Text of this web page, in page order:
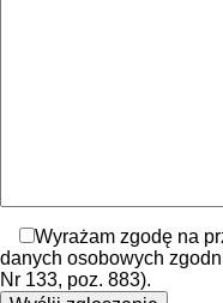
Wyrażam zgodę na
danych osobowych
Nr 133, poz. 883).